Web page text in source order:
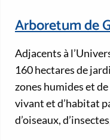
Arboretum de
Adjacents à
160 hectares de
zones humides et
vivant et d’habitat
d’oiseaux,